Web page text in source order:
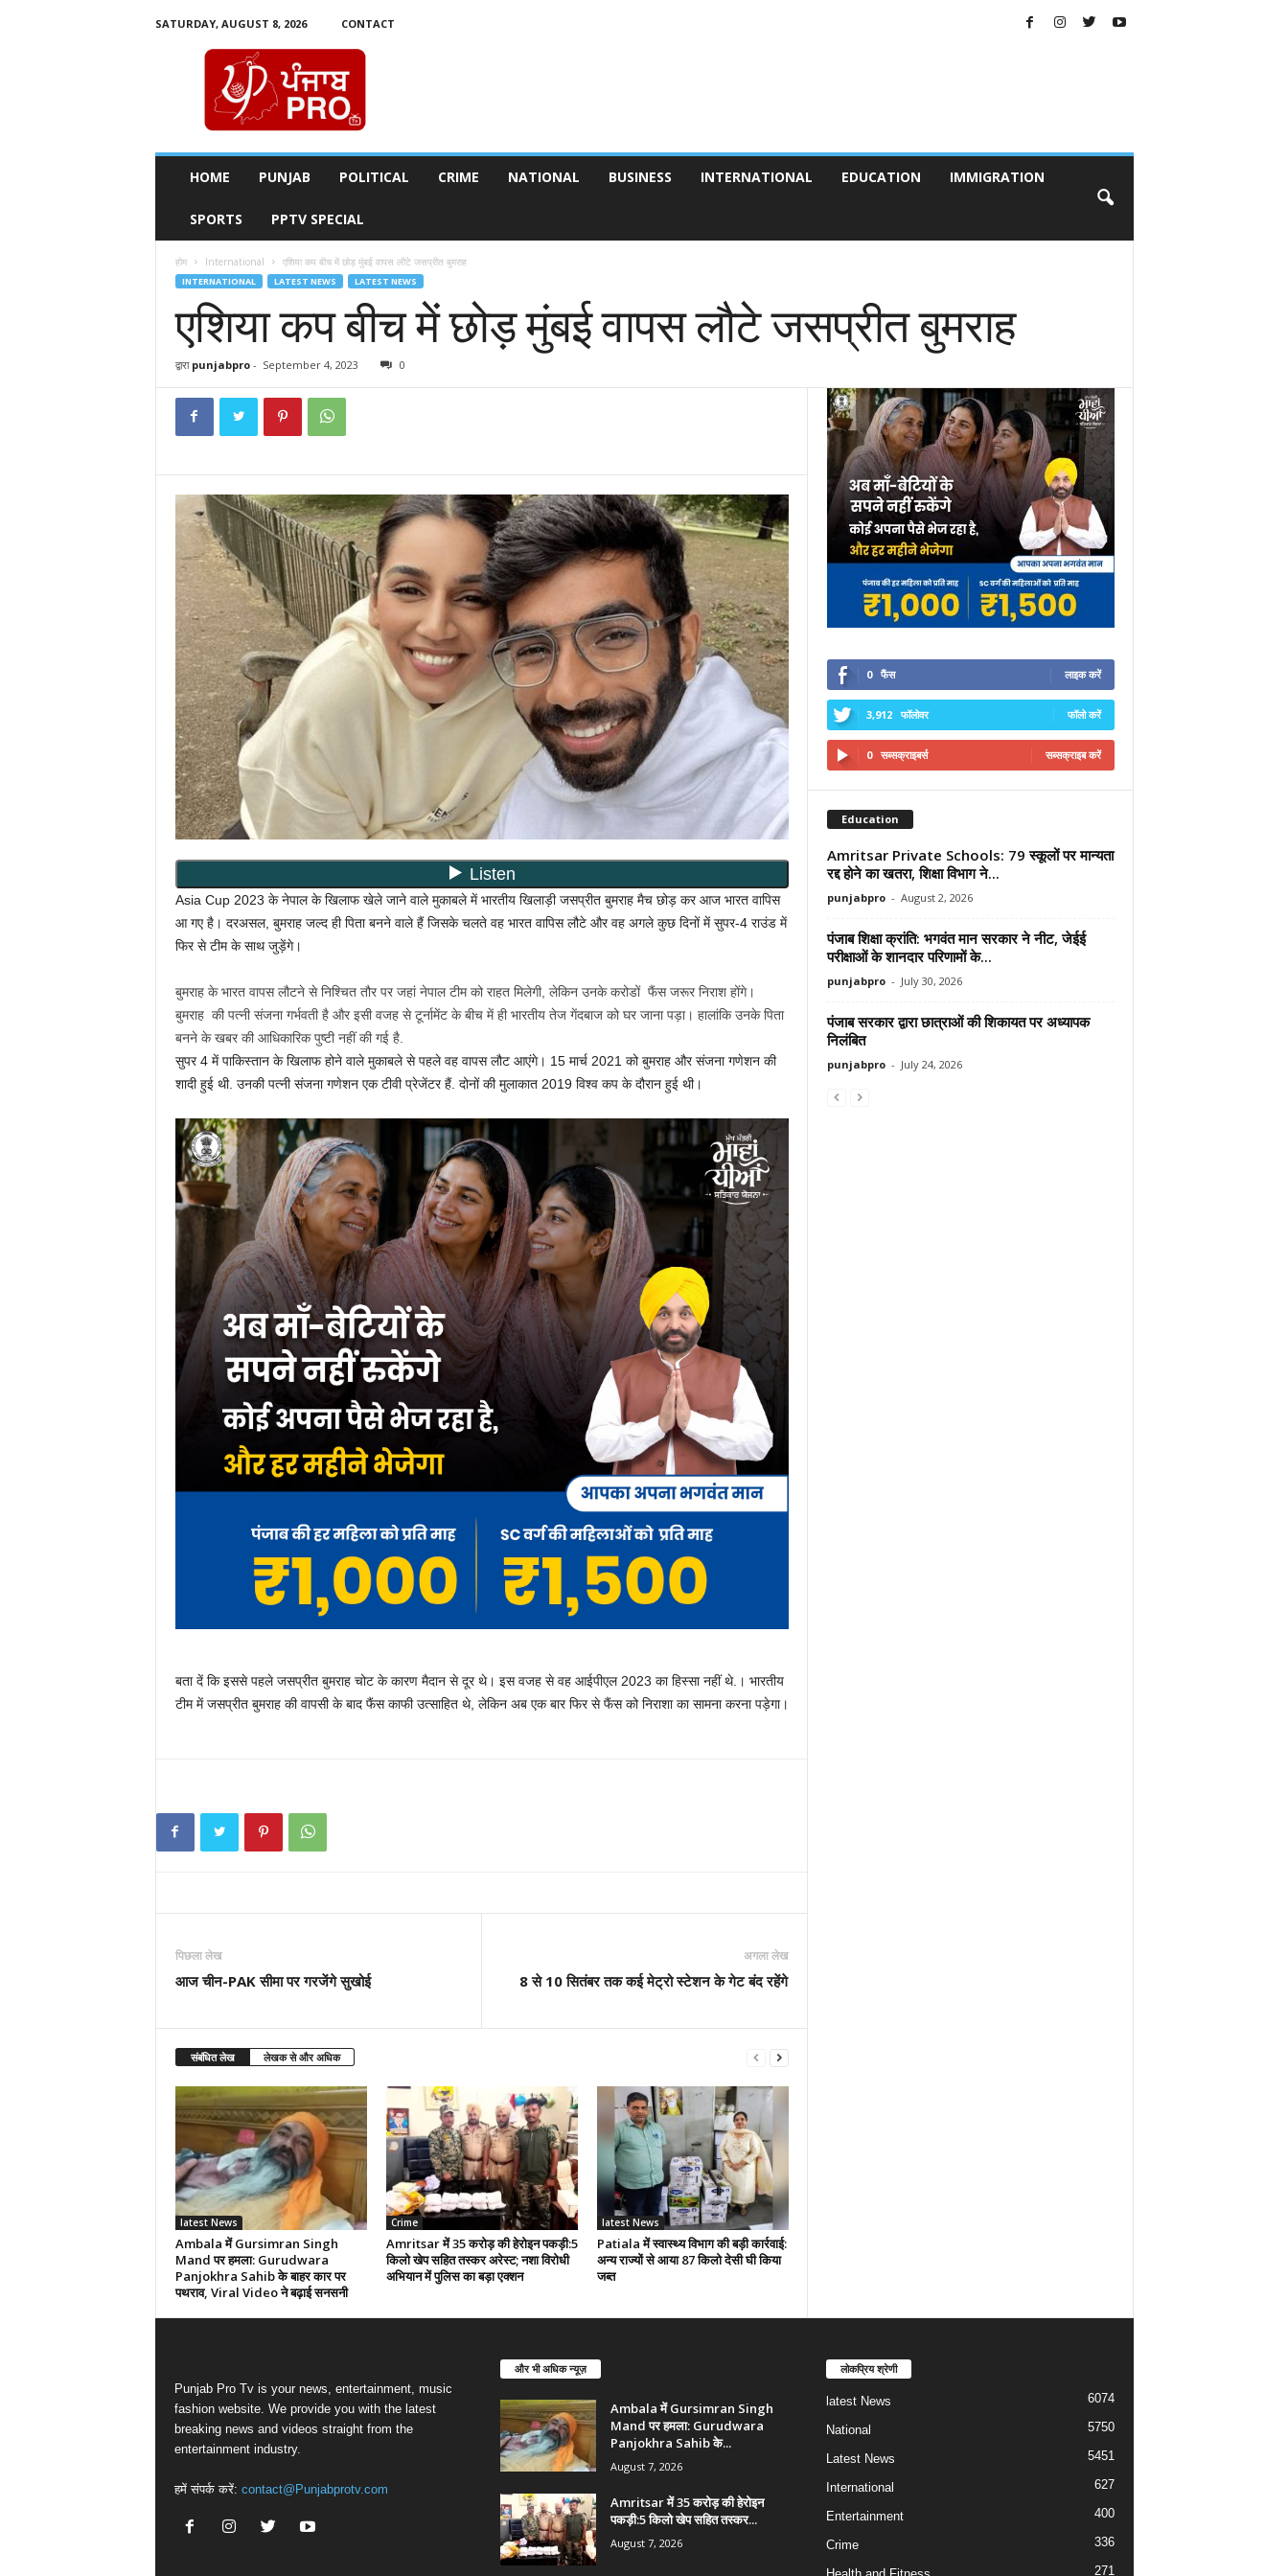
SATURDAY, AUGUST 8, 2026
CONTACT
HOME PUNJAB POLITICAL CRIME NATIONAL BUSINESS INTERNATIONAL EDUCATION IMMIGRATION
SPORTS PPTV SPECIAL
होम International एशिया कप बीच में छोड़ मुंबई वापस लौटे जसप्रीत बुमराह
INTERNATIONAL LATEST NEWS LATEST NEWS
एशिया कप बीच में छोड़ मुंबई वापस लौटे जसप्रीत बुमराह
द्वारा punjabpro- September 4, 2023 0
Asia Cup 2023 के नेपाल के खिलाफ खेले जाने वाले मुकाबले में भारतीय खिलाड़ी जसप्रीत बुमराह मैच छोड़ कर आज भारत वापिस
आ गए है। दरअसल, बुमराह जल्द ही पिता बनने वाले हैं जिसके चलते वह भारत वापिस लौटे और वह अगले कुछ दिनों में सुपर-4 राउंड में
फिर से टीम के साथ जुड़ेंगे।
बुमराह के भारत वापस लौटने से निश्चित तौर पर जहां नेपाल टीम को राहत मिलेगी, लेकिन उनके करोडों फैंस जरूर निराश होंगे।
बुमराह की पत्नी संजना गर्भवती है और इसी वजह से टूर्नामेंट के बीच में ही भारतीय तेज गेंदबाज को घर जाना पड़ा। हालांकि उनके पिता
बनने के खबर की आधिकारिक पुष्टी नहीं की गई है.
सुपर 4 में पाकिस्तान के खिलाफ होने वाले मुकाबले से पहले वह वापस लौट आएंगे। 15 मार्च 2021 को बुमराह और संजना गणेशन की
शादी हुई थी. उनकी पत्नी संजना गणेशन एक टीवी प्रेजेंटर हैं. दोनों की मुलाकात 2019 विश्व कप के दौरान हुई थी।
बता दें कि इससे पहले जसप्रीत बुमराह चोट के कारण मैदान से दूर थे। इस वजह से वह आईपीएल 2023 का हिस्सा नहीं थे.। भारतीय
टीम में जसप्रीत बुमराह की वापसी के बाद फैंस काफी उत्साहित थे, लेकिन अब एक बार फिर से फैंस को निराशा का सामना करना पड़ेगा।
पिछला लेख
आज चीन-PAK सीमा पर गरजेंगे सुखोई
अगला लेख
8 से 10 सितंबर तक कई मेट्रो स्टेशन के गेट बंद रहेंगे
संबंधित लेख लेखक से और अधिक
latest News
Ambala में Gursimran Singh
Mand पर हमला: Gurudwara
Panjokhra Sahib के बाहर कार पर
पथराव, Viral Video ने बढ़ाई सनसनी
Crime
Amritsar में 35 करोड़ की हेरोइन पकड़ी:5
किलो खेप सहित तस्कर अरेस्ट; नशा विरोधी
अभियान में पुलिस का बड़ा एक्शन
latest News
Patiala में स्वास्थ्य विभाग की बड़ी कार्रवाई:
अन्य राज्यों से आया 87 किलो देसी घी किया
जब्त
0 फैंस लाइक करें
3,912 फॉलोवर फॉलो करें
0 सब्सक्राइबर्स सब्सक्राइब करें
Education
Amritsar Private Schools: 79 स्कूलों पर मान्यता
रद्द होने का खतरा, शिक्षा विभाग ने...
punjabpro - August 2, 2026
पंजाब शिक्षा क्रांति: भगवंत मान सरकार ने नीट, जेईई
परीक्षाओं के शानदार परिणामों के...
punjabpro - July 30, 2026
पंजाब सरकार द्वारा छात्राओं की शिकायत पर अध्यापक
निलंबित
punjabpro - July 24, 2026
Punjab Pro Tv is your news, entertainment, music
fashion website. We provide you with the latest
breaking news and videos straight from the
entertainment industry.
हमें संपर्क करें: contact@Punjabprotv.com
और भी अधिक न्यूज़
Ambala में Gursimran Singh
Mand पर हमला: Gurudwara
Panjokhra Sahib के...
August 7, 2026
Amritsar में 35 करोड़ की हेरोइन
पकड़ी:5 किलो खेप सहित तस्कर...
August 7, 2026
लोकप्रिय श्रेणी
latest News 6074
National 5750
Latest News 5451
International 627
Entertainment 400
Crime 336
271